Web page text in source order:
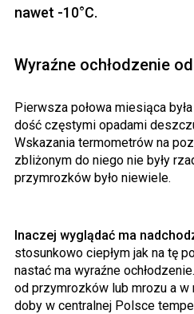
nawet -10°C.
Wyraźne ochłodzenie
Pierwsza połowa miesiąca
dość częstymi opadami
Wskazania termometrów na
zbliżonym do niego nie były
przymrozków było niewiele.
Inaczej wyglądać ma
stosunkowo ciepłym jak na tę
nastać ma wyraźne
od przymrozków lub mrozu a
doby w centralnej Polsce